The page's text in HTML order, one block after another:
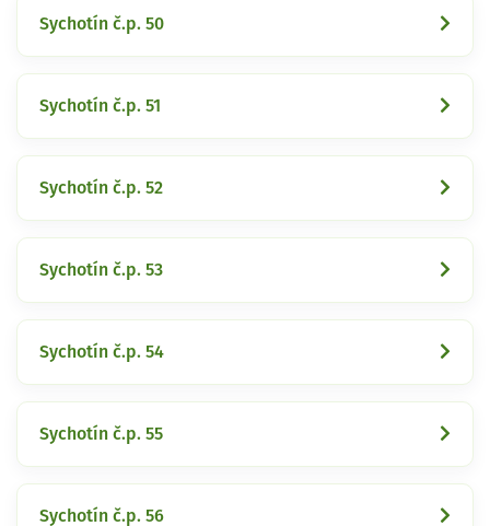
Sychotín č.p. 50
Sychotín č.p. 51
Sychotín č.p. 52
Sychotín č.p. 53
Sychotín č.p. 54
Sychotín č.p. 55
Sychotín č.p. 56